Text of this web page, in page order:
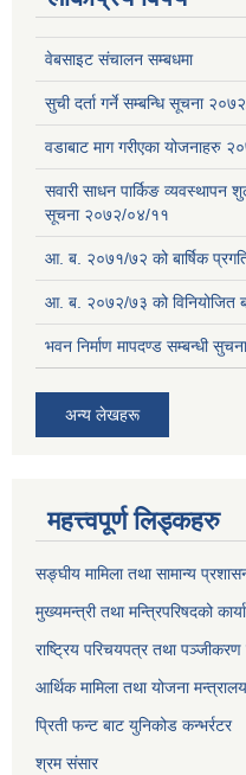
वेबसाइट संचालन सम्बधमा
सुची दर्ता गर्ने सम्बन्धि सूचना
वडाबाट माग गरीएका योजनाहरु
सवारी साधन पार्किङ व्यवस्थापन
सूचना २०७२/०४/११
आ. ब. २०७१/७२ को बार्षिक
आ. ब. २०७२/७३ को विनियोजित
भवन निर्माण मापदण्ड सम्बन्धी
अन्य लेखहरू
महत्त्वपूर्ण लिड्कहरु
सङ्‍घीय मामिला तथा सामान्य
मुख्यमन्त्री तथा मन्त्रिपरिषदको
राष्ट्रिय परिचयपत्र तथा पञ्जीकरण
आर्थिक मामिला तथा योजना
प्रिती फन्ट बाट युनिकोड कन्भर्रटर
श्रम संसार